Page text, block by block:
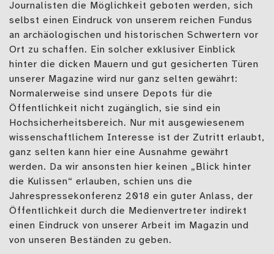
Journalisten die Möglichkeit geboten werden, sich
selbst einen Eindruck von unserem reichen Fundus
an archäologischen und historischen Schwertern vor
Ort zu schaffen. Ein solcher exklusiver Einblick
hinter die dicken Mauern und gut gesicherten Türen
unserer Magazine wird nur ganz selten gewährt:
Normalerweise sind unsere Depots für die
Öffentlichkeit nicht zugänglich, sie sind ein
Hochsicherheitsbereich. Nur mit ausgewiesenem
wissenschaftlichem Interesse ist der Zutritt erlaubt,
ganz selten kann hier eine Ausnahme gewährt
werden. Da wir ansonsten hier keinen „Blick hinter
die Kulissen“ erlauben, schien uns die
Jahrespressekonferenz 2018 ein guter Anlass, der
Öffentlichkeit durch die Medienvertreter indirekt
einen Eindruck von unserer Arbeit im Magazin und
von unseren Beständen zu geben.